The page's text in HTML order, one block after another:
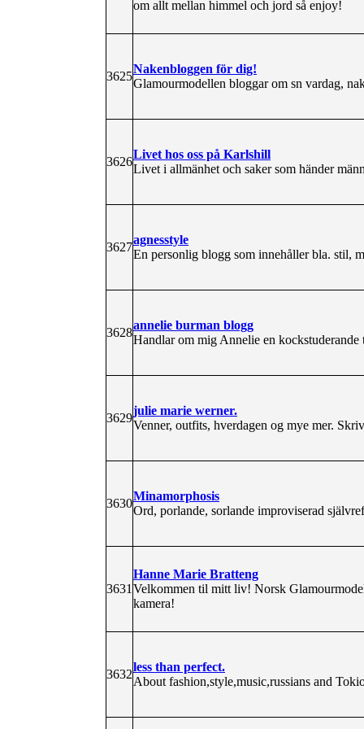
om allt mellan himmel och jord så enjoy!
3625
Nakenbloggen för dig!
Glamourmodellen bloggar om sn vardag,
3626
Livet hos oss på Karlshill
Livet i allmänhet och saker som händer
3627
agnesstyle
En personlig blogg som innehåller bla. stil,
3628
annelie burman blogg
Handlar om mig Annelie en
3629
julie marie werner.
Venner, outfits, hverdagen og mye mer.
3630
Minamorphosis
Ord, porlande, sorlande improviserad
3631
Hanne Marie Bratteng
Velkommen til mitt liv! Norsk
kamera!
3632
less than perfect.
About fashion,style,music,russians and